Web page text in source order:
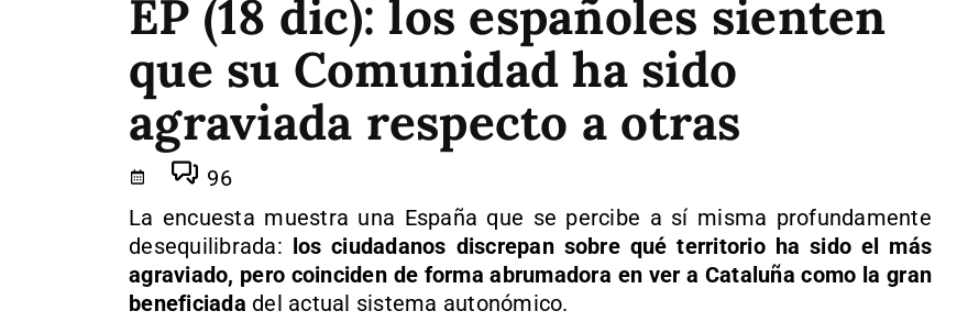
EP (18 dic): los españoles sienten
que su Comunidad ha sido
agraviada respecto a otras
96
La encuesta muestra una España que se percibe a sí misma profundamente
desequilibrada: los ciudadanos discrepan sobre qué territorio ha sido el más
agraviado, pero coinciden de forma abrumadora en ver a Cataluña como la gran
beneficiada del actual sistema autonómico.